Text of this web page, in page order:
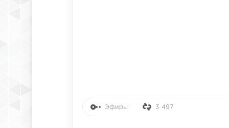
Эфиры 3 497